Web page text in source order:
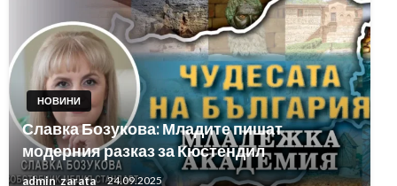
НОВИНИ
Славка Бозукова: Младите пишат
модерния разказ за Кюстендил
admin_zarata 24.09.2025